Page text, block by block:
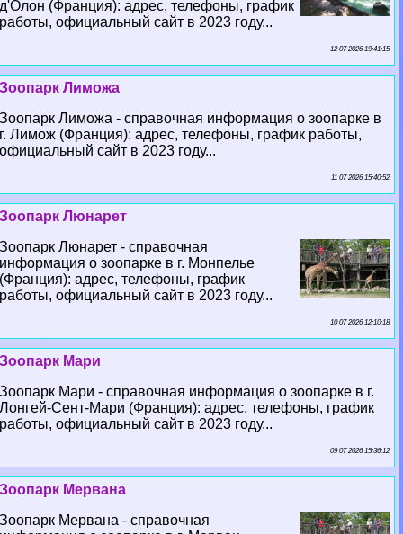
д'Олон (Франция): адрес, телефоны, график
работы, официальный сайт в 2023 году...
12 07 2026 19:41:15
Зоопарк Лиможа
Зоопарк Лиможа - справочная информация о зоопарке в
г. Лимож (Франция): адрес, телефоны, график работы,
официальный сайт в 2023 году...
11 07 2026 15:40:52
Зоопарк Люнарет
Зоопарк Люнарет - справочная
информация о зоопарке в г. Монпелье
(Франция): адрес, телефоны, график
работы, официальный сайт в 2023 году...
10 07 2026 12:10:18
Зоопарк Мари
Зоопарк Мари - справочная информация о зоопарке в г.
Лонгeй-Сент-Мари (Франция): адрес, телефоны, график
работы, официальный сайт в 2023 году...
09 07 2026 15:36:12
Зоопарк Мервана
Зоопарк Мервана - справочная